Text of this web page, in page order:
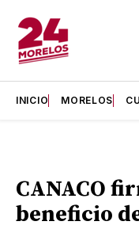
INICIO MORELOS
CANACO
beneficio